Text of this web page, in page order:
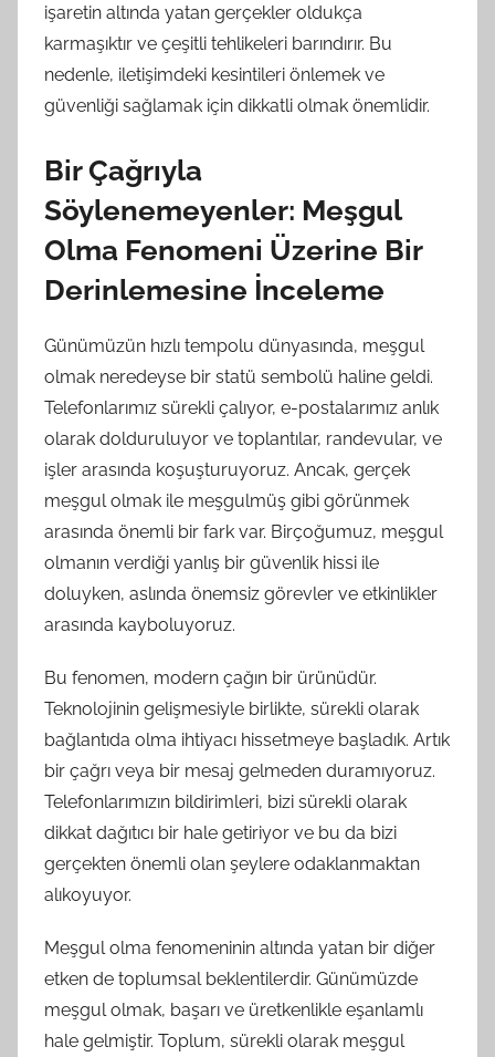
işaretin altında yatan gerçekler oldukça
karmaşıktır ve çeşitli tehlikeleri barındırır. Bu
nedenle, iletişimdeki kesintileri önlemek ve
güvenliği sağlamak için dikkatli olmak önemlidir.
Bir Çağrıyla
Söylenemeyenler: Meşgul
Olma Fenomeni Üzerine Bir
Derinlemesine İnceleme
Günümüzün hızlı tempolu dünyasında, meşgul
olmak neredeyse bir statü sembolü haline geldi.
Telefonlarımız sürekli çalıyor, e-postalarımız anlık
olarak dolduruluyor ve toplantılar, randevular, ve
işler arasında koşuşturuyoruz. Ancak, gerçek
meşgul olmak ile meşgulmüş gibi görünmek
arasında önemli bir fark var. Birçoğumuz, meşgul
olmanın verdiği yanlış bir güvenlik hissi ile
doluyken, aslında önemsiz görevler ve etkinlikler
arasında kayboluyoruz.
Bu fenomen, modern çağın bir ürünüdür.
Teknolojinin gelişmesiyle birlikte, sürekli olarak
bağlantıda olma ihtiyacı hissetmeye başladık. Artık
bir çağrı veya bir mesaj gelmeden duramıyoruz.
Telefonlarımızın bildirimleri, bizi sürekli olarak
dikkat dağıtıcı bir hale getiriyor ve bu da bizi
gerçekten önemli olan şeylere odaklanmaktan
alıkoyuyor.
Meşgul olma fenomeninin altında yatan bir diğer
etken de toplumsal beklentilerdir. Günümüzde
meşgul olmak, başarı ve üretkenlikle eşanlamlı
hale gelmiştir. Toplum, sürekli olarak meşgul